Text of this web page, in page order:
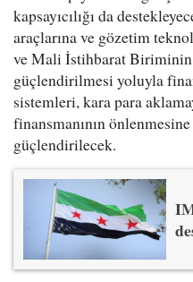
kapsayıcılığı da
araçlarına ve gözetim
ve Mali İstihbarat
güçlendirilmesi yoluyla
sistemleri, kara para
finansmanının
güçlendirilecek.